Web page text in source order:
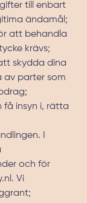
till enbart
ändamål;
att behandla
krävs;
skydda dina
av parter som
insyn i, rätta
I
och för
Vi